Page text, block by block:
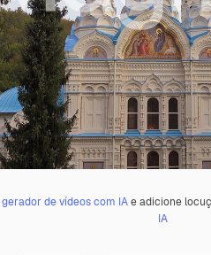
gerador de vídeos com IAe adicione
IA